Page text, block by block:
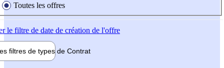
Toutes les offres
le filtre de date de création de l'offre
filtres de types de Contrat